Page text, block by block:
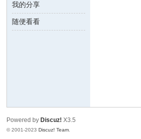
B
我的分享
随便看看
Powered by Discuz! X3.5
© 2001-2023Discuz! Team